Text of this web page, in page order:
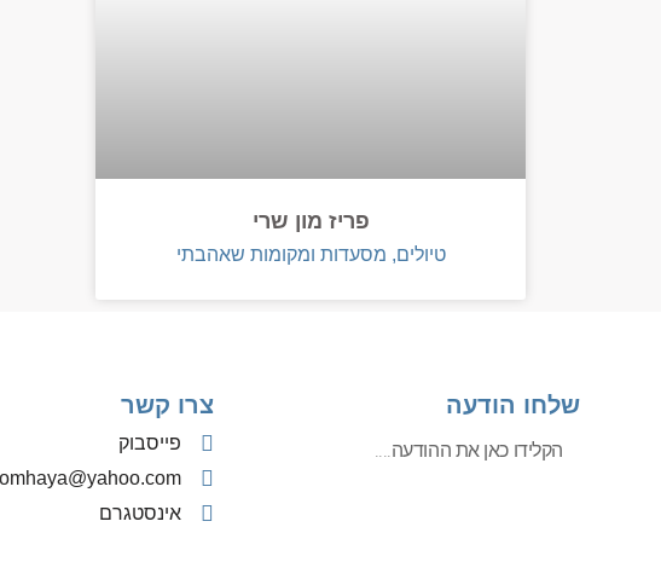
פריז מון שרי
טיולים, מסעדות ומקומות שאהבתי
שלחו הודעה צרו קשר
פייסבוק
אינסטגרם